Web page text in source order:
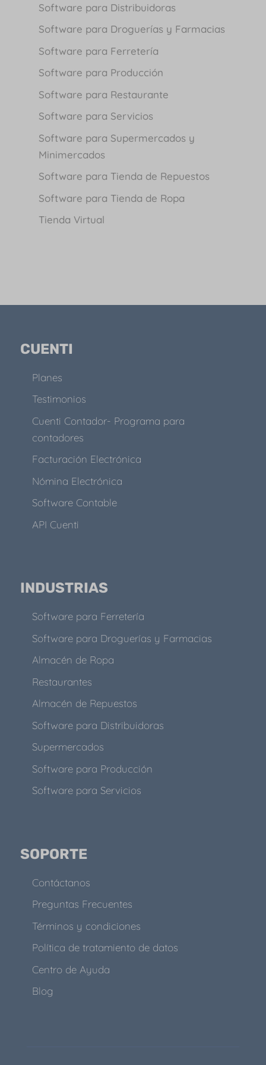
Software para Distribuidoras
Software para Droguerías y Farmacias
Software para Ferretería
Software para Producción
Software para Restaurante
Software para Servicios
Software para Supermercados y
Minimercados
Software para Tienda de Repuestos
Software para Tienda de Ropa
Tienda Virtual
CUENTI
Planes
Testimonios
Cuenti Contador- Programa para
contadores
Facturación Electrónica
Nómina Electrónica
Software Contable
API Cuenti
INDUSTRIAS
Software para Ferretería
Software para Droguerías y Farmacias
Almacén de Ropa
Restaurantes
Almacén de Repuestos
Software para Distribuidoras
Supermercados
Software para Producción
Software para Servicios
SOPORTE
Contáctanos
Preguntas Frecuentes
Términos y condiciones
Política de tratamiento de datos
Centro de Ayuda
Blog